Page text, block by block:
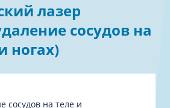
лазер
сосудов на
ногах)
сосудов на теле и